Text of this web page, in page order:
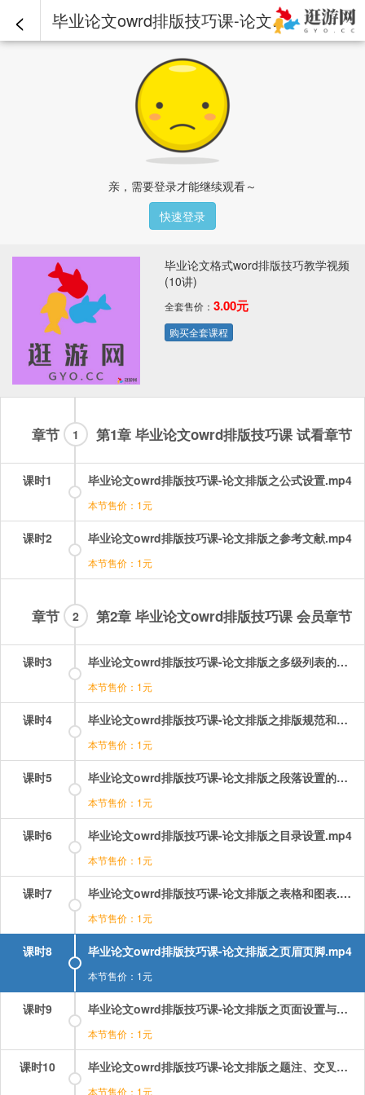
< 毕业论文owrd排版技巧课-论文排版之页眉页脚.mp4 - 毕业论文格式word排版技巧教学视频(10讲)
亲，需要登录才能继续观看～
快速登录
毕业论文格式word排版技巧教学视频
(10讲)
全套售价： 3.00元
购买全套课程
章节 第1章 毕业论文owrd排版技巧课 试看章节
1
课时1 毕业论文owrd排版技巧课-论文排版之公式设置.mp4
本节售价：1元
课时2 毕业论文owrd排版技巧课-论文排版之参考文献.mp4
本节售价：1元
章节 第2章 毕业论文owrd排版技巧课 会员章节
2
课时3 毕业论文owrd排版技巧课-论文排版之多级列表的设置.mp4
本节售价：1元
课时4 毕业论文owrd排版技巧课-论文排版之排版规范和顺序.mp4
本节售价：1元
课时5 毕业论文owrd排版技巧课-论文排版之段落设置的疑难杂症.mp4
本节售价：1元
课时6 毕业论文owrd排版技巧课-论文排版之目录设置.mp4
本节售价：1元
课时7 毕业论文owrd排版技巧课-论文排版之表格和图表.mp4
本节售价：1元
课时8 毕业论文owrd排版技巧课-论文排版之页眉页脚.mp4
本节售价：1元
课时9 毕业论文owrd排版技巧课-论文排版之页面设置与样式设置.mp4
本节售价：1元
课时10 毕业论文owrd排版技巧课-论文排版之题注、交叉引用.mp4
本节售价：1元